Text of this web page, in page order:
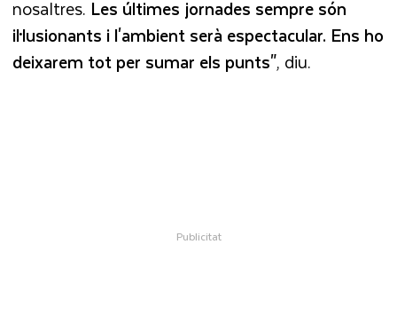
nosaltres. Les últimes jornades sempre són
il·lusionants i l'ambient serà espectacular. Ens ho
deixarem tot per sumar els punts", diu.